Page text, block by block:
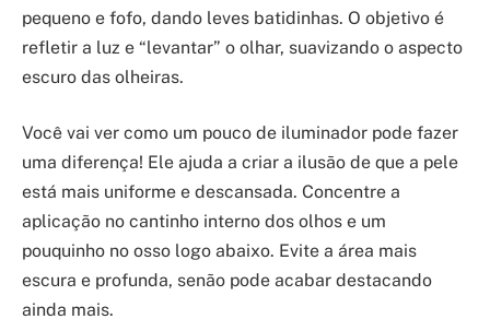
pequeno e fofo, dando leves batidinhas. O objetivo é
refletir a luz e “levantar” o olhar, suavizando o aspecto
escuro das olheiras.
Você vai ver como um pouco de iluminador pode fazer
uma diferença! Ele ajuda a criar a ilusão de que a pele
está mais uniforme e descansada. Concentre a
aplicação no cantinho interno dos olhos e um
pouquinho no osso logo abaixo. Evite a área mais
escura e profunda, senão pode acabar destacando
ainda mais.